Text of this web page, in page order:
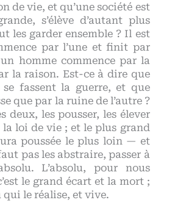
de vie, et qu’une société est
s’élève d’autant plus
les garder ensemble ? Il est
par l’une et finit par
homme commence par la
la raison. Est-ce à dire que
fassent la guerre, et que
que par la ruine de l’autre ?
deux, les pousser, les élever
la loi de vie ; et le plus grand
poussée le plus loin — et
pas les abstraire, passer à
L’absolu, pour nous
le grand écart et la mort ;
qui le réalise, et vive.